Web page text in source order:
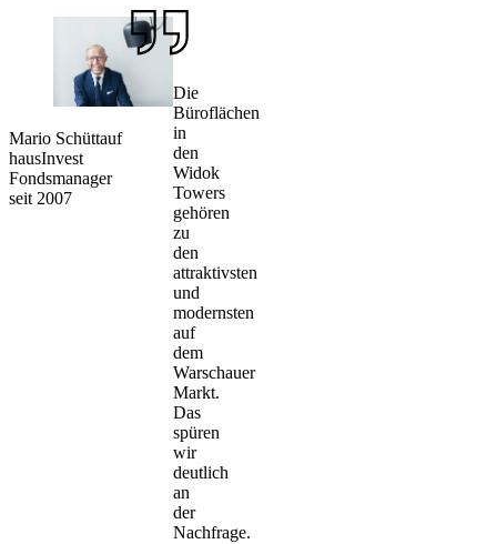
Mario Schüttauf
hausInvest
Fondsmanager
seit 2007
Die
Büroflächen
in
den
Widok
Towers
gehören
zu
den
attraktivsten
und
modernsten
auf
dem
Warschauer
Markt.
Das
spüren
wir
deutlich
an
der
Nachfrage.